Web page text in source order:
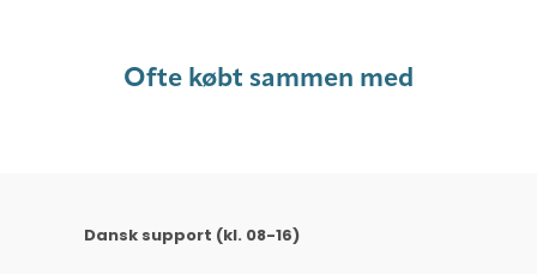
Ofte købt sammen med
Dansk support (kl. 08-16)